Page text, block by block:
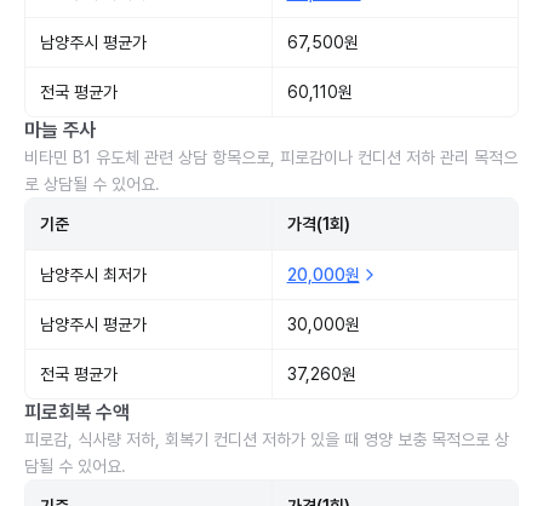
남양주시 평균가 67,500원
전국 평균가 60,110원
마늘 주사
비타민 B1 유도체 관련 상담 항목으로, 피로감이나 컨디션 저하 관리 목적으
로 상담될 수 있어요.
기준 가격(1회)
남양주시 최저가 20,000원
남양주시 평균가 30,000원
전국 평균가 37,260원
피로회복 수액
피로감, 식사량 저하, 회복기 컨디션 저하가 있을 때 영양 보충 목적으로 상
담될 수 있어요.